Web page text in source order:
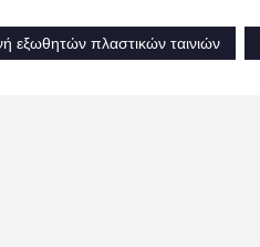
εξωθητών πλαστικών ταινιών